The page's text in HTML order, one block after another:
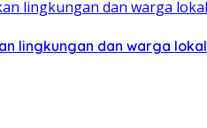
lingkungan dan warga lokal